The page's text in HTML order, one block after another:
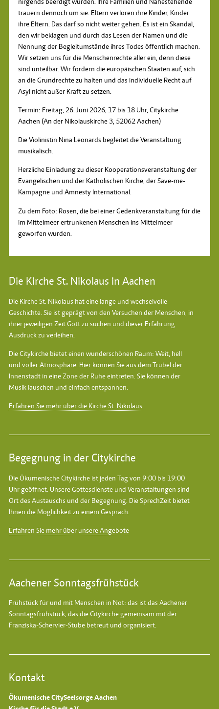
trauern dennoch um sie. Eltern verloren ihre Kinder, Kinder
ihre Eltern. Das darf so nicht weiter gehen. Es ist ein Skandal,
den wir beklagen und durch das Lesen der Namen und die
Nennung der Begleitumstände ihres Todes öffentlich machen.
Wir setzen uns für die Menschenrechte aller ein, denn diese
sind unteilbar. Wir fordern die europäischen Staaten auf, sich
an die Grundrechte zu halten und das individuelle Recht auf
Asyl nicht außer Kraft zu setzen.
Termin: Freitag, 26. Juni 2026, 17 bis 18 Uhr, Citykirche
Aachen (An der Nikolauskirche 3, 52062 Aachen)
Die Violinistin Nina Leonards begleitet die Veranstaltung
musikalisch.
Herzliche Einladung zu dieser Kooperationsveranstaltung der
Evangelischen und der Katholischen Kirche, der Save-me-
Kampagne und Amnesty International.
Zu dem Foto: Rosen, die bei einer Gedenkveranstaltung für die
im Mittelmeer ertrunkenen Menschen ins Mittelmeer
geworfen wurden.
Die Kirche St. Nikolaus in Aachen
Die Kirche St. Nikolaus hat eine lange und wechselvolle
Geschichte. Sie ist geprägt von den Versuchen der Menschen, in
ihrer jeweiligen Zeit Gott zu suchen und dieser Erfahrung
Ausdruck zu verleihen.
Die Citykirche bietet einen wunderschönen Raum: Weit, hell
und voller Atmosphäre. Hier können Sie aus dem Trubel der
Innenstadt in eine Zone der Ruhe eintreten. Sie können der
Musik lauschen und einfach entspannen.
Erfahren Sie mehr über die Kirche St. Nikolaus
Begegnung in der Citykirche
Die Ökumenische Citykirche ist jeden Tag von 9:00 bis 19:00
Uhr geöffnet. Unsere Gottesdienste und Veranstaltungen sind
Ort des Austauschs und der Begegnung. Die SprechZeit bietet
Ihnen die Möglichkeit zu einem Gespräch.
Erfahren Sie mehr über unsere Angebote
Aachener Sonntagsfrühstück
Frühstück für und mit Menschen in Not: das ist das Aachener
Sonntagsfrühstück, das die Citykirche gemeinsam mit der
Franziska-Schervier-Stube betreut und organisiert.
Kontakt
Ökumenische CitySeelsorge Aachen